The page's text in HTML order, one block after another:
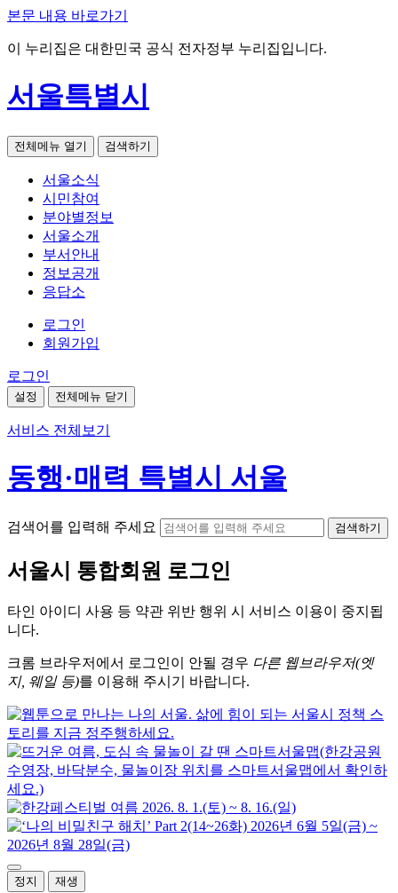
본문 내용 바로가기
이 누리집은 대한민국 공식 전자정부 누리집입니다.
서울특별시
전체메뉴 열기 검색하기
서울소식
시민참여
분야별정보
서울소개
부서안내
정보공개
응답소
로그인
회원가입
로그인
설정 전체메뉴 닫기
서비스 전체보기
동행·매력 특별시 서울
검색어를 입력해 주세요 검색하기
서울시 통합회원 로그인
타인 아이디 사용 등 약관 위반 행위 시 서비스 이용이 중지됩
니다.
크롬 브라우저에서 로그인이 안될 경우 다른 웹브라우저(엣
지, 웨일 등)를 이용해 주시기 바랍니다.
정지 재생